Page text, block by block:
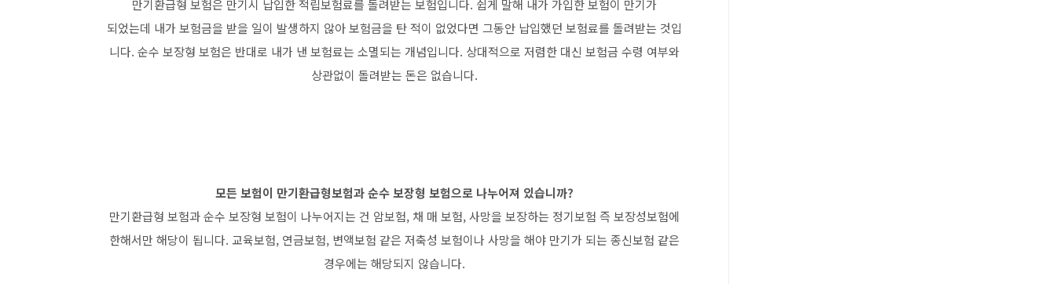
만기환급형 보험은 만기시 납입한 적립보험료를 돌려받는 보험입니다. 쉽게 말해 내가 가입한 보험이 만기가
되었는데 내가 보험금을 받을 일이 발생하지 않아 보험금을 탄 적이 없었다면 그동안 납입했던 보험료를 돌려받는 것입
니다. 순수 보장형 보험은 반대로 내가 낸 보험료는 소멸되는 개념입니다. 상대적으로 저렴한 대신 보험금 수령 여부와
상관없이 돌려받는 돈은 없습니다.
모든 보험이 만기환급형보험과 순수 보장형 보험으로 나누어져 있습니까?
만기환급형 보험과 순수 보장형 보험이 나누어지는 건 암보험, 채 매 보험, 사망을 보장하는 정기보험 즉 보장성보험에
한해서만 해당이 됩니다. 교육보험, 연금보험, 변액보험 같은 저축성 보험이나 사망을 해야 만기가 되는 종신보험 같은
경우에는 해당되지 않습니다.